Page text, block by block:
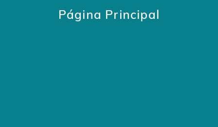
Página Principal